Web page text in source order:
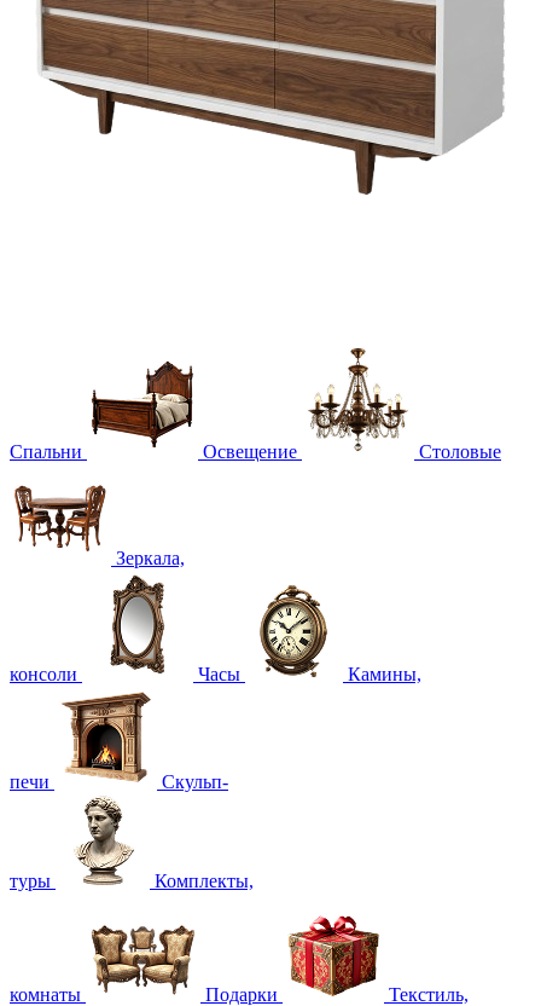
Спальни Освещение Столовые
Зеркала,
консоли Часы Камины,
печи Скульп-
туры Комплекты,
комнаты Подарки Текстиль,